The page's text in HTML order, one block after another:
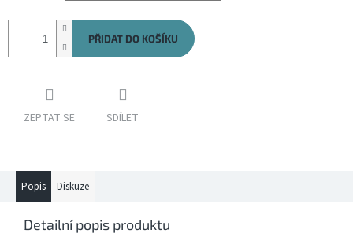
PŘIDAT DO KOŠÍKU
ZEPTAT SE SDÍLET
Popis Diskuze
Detailní popis produktu